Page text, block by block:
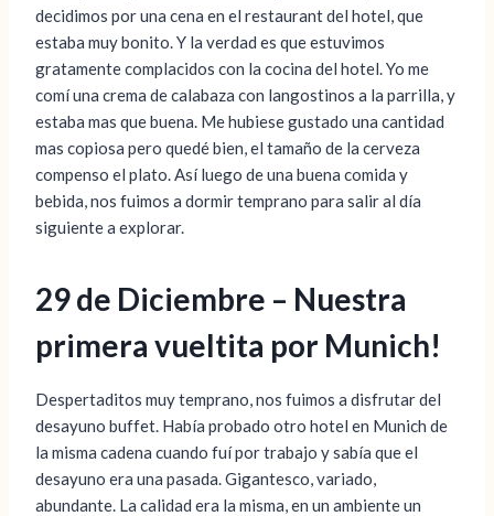
decidimos por una cena en el restaurant del hotel, que
estaba muy bonito. Y la verdad es que estuvimos
gratamente complacidos con la cocina del hotel. Yo me
comí una crema de calabaza con langostinos a la parrilla, y
estaba mas que buena. Me hubiese gustado una cantidad
mas copiosa pero quedé bien, el tamaño de la cerveza
compenso el plato. Así luego de una buena comida y
bebida, nos fuimos a dormir temprano para salir al día
siguiente a explorar.
29 de Diciembre – Nuestra
primera vueltita por Munich!
Despertaditos muy temprano, nos fuimos a disfrutar del
desayuno buffet. Había probado otro hotel en Munich de
la misma cadena cuando fuí por trabajo y sabía que el
desayuno era una pasada. Gigantesco, variado,
abundante. La calidad era la misma, en un ambiente un